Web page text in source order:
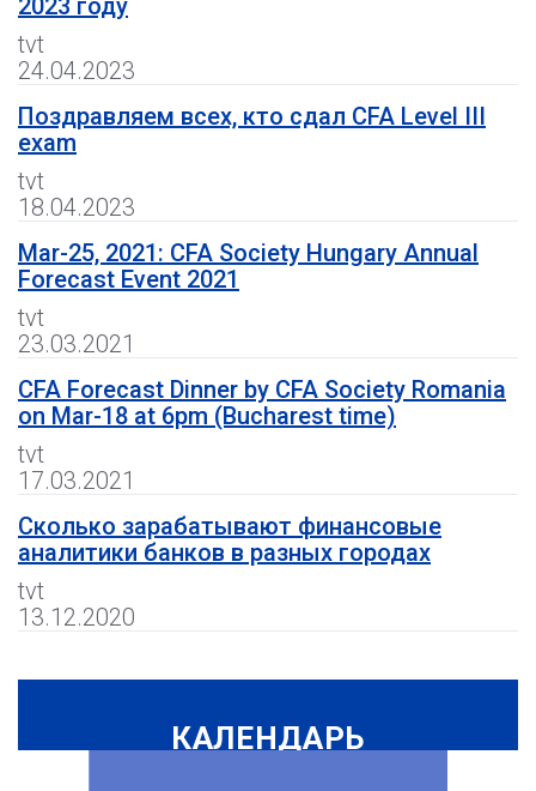
2023 году
tvt
24.04.2023
Поздравляем всех, кто сдал CFA Level III
exam
tvt
18.04.2023
Mar-25, 2021: CFA Society Hungary Annual
Forecast Event 2021
tvt
23.03.2021
CFA Forecast Dinner by CFA Society Romania
on Mar-18 at 6pm (Bucharest time)
tvt
17.03.2021
Сколько зарабатывают финансовые
аналитики банков в разных городах
tvt
13.12.2020
КАЛЕНДАРЬ